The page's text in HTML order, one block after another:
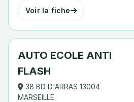
Voir la fiche
AUTO ECOLE ANTI
FLASH
38 BD D'ARRAS 13004
MARSEILLE